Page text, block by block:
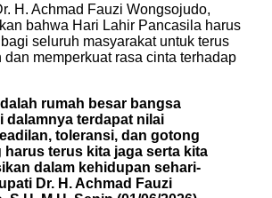
H. Achmad Fauzi Wongsojudo,
bahwa Hari Lahir Pancasila harus
seluruh masyarakat untuk terus
dan memperkuat rasa cinta terhadap
rumah besar bangsa
dalamnya terdapat nilai
toleransi, dan gotong
terus kita jaga serta kita
dalam kehidupan sehari-
Dr. H. Achmad Fauzi